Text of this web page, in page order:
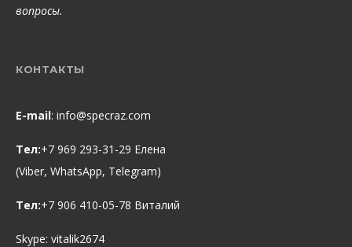
вопросы.
КОНТАКТЫ
E-mail: info@specraz.com
Тел:+7 969 293-31-29 Елена
(Viber, WhatsApp, Telegram)
Тел:+7 906 410-05-78 Виталий
Skype: vitalik2674